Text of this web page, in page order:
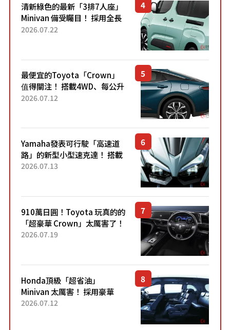
清新綠色的最新「3排7人座」
Minivan 備受矚目！ 採用全長
4.7公尺剛剛好的車身尺寸與
2026.07.22
最便宜的Toyota「Crown」
值得關注！ 搭載4WD、每公升
22.4公里低油耗表現超亮眼！
2026.07.12
Yamaha發表可行駛「高速道
路」的新型小型速克達！ 搭載
能享受超強勁「渦輪感」的動
2026.07.13
910萬日圓！Toyota 玩真的的
「超豪華 Crown」太厲害了！
採用由「匠人技藝」打造的
2026.07.19
Honda頂級「超省油」
Minivan 太厲害！ 採用豪華
「真皮座椅」與專屬「黑色內
2026.07.12